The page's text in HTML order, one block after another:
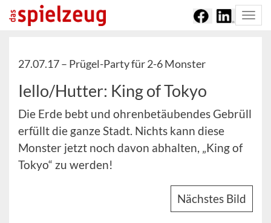
27.07.17 – Prügel-Party für 2-6 Monster
Iello/Hutter: King of Tokyo
Die Erde bebt und ohrenbetäubendes Gebrüll
erfüllt die ganze Stadt. Nichts kann diese
Monster jetzt noch davon abhalten, „King of
Tokyo“ zu werden!
Nächstes Bild